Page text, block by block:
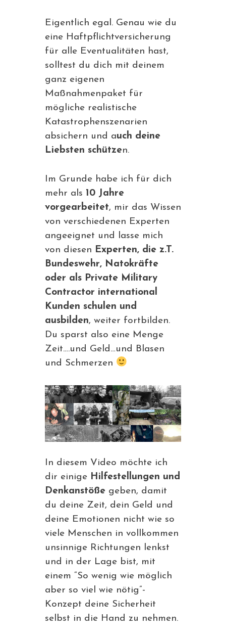
Eigentlich egal. Genau wie du
eine Haftpflichtversicherung
für alle Eventualitäten hast,
solltest du dich mit deinem
ganz eigenen
Maßnahmenpaket für
mögliche realistische
Katastrophenszenarien
absichern und auch deine
Liebsten schützen.
Im Grunde habe ich für dich
mehr als 10 Jahre
vorgearbeitet, mir das Wissen
von verschiedenen Experten
angeeignet und lasse mich
von diesen Experten, die z.T.
Bundeswehr, Natokräfte
oder als Private Military
Contractor international
Kunden schulen und
ausbilden, weiter fortbilden.
Du sparst also eine Menge
Zeit….und Geld…und Blasen
und Schmerzen
In diesem Video möchte ich
dir einige Hilfestellungen und
Denkanstöße geben, damit
du deine Zeit, dein Geld und
deine Emotionen nicht wie so
viele Menschen in vollkommen
unsinnige Richtungen lenkst
und in der Lage bist, mit
einem “So wenig wie möglich
aber so viel wie nötig”-
Konzept deine Sicherheit
selbst in die Hand zu nehmen.